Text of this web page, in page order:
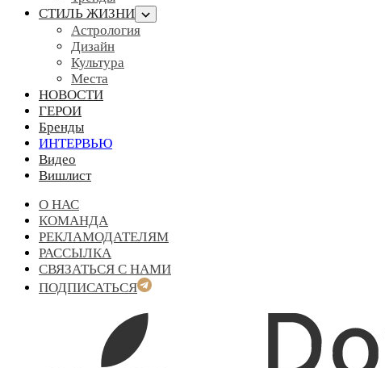
СТИЛЬ ЖИЗНИ
Астрология
Дизайн
Культура
Места
НОВОСТИ
ГЕРОИ
Бренды
ИНТЕРВЬЮ
Видео
Вишлист
О НАС
КОМАНДА
РЕКЛАМОДАТЕЛЯМ
РАССЫЛКА
СВЯЗАТЬСЯ С НАМИ
ПОДПИСАТЬСЯ